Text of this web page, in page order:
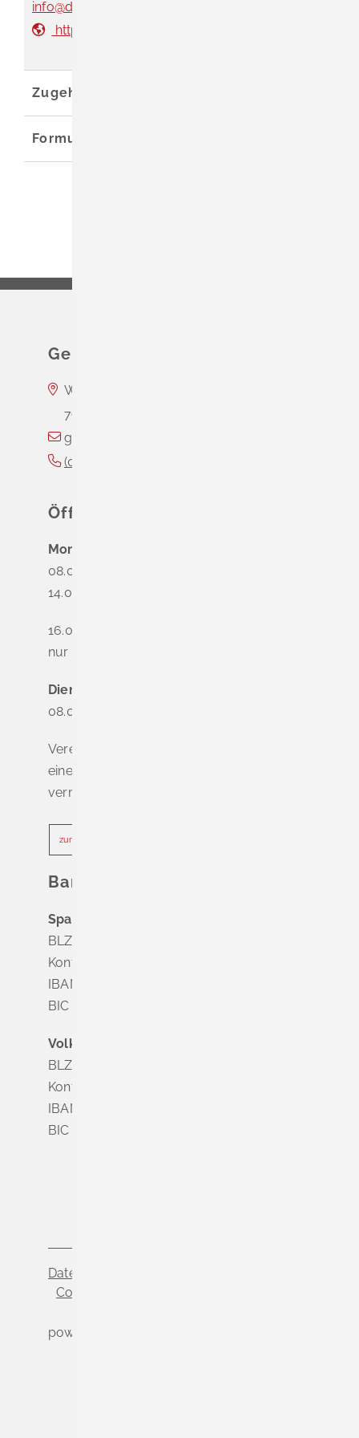
info@dhbw-mannheim.de
http://www.dhbw-mannheim.de
Zugehörige Leistungen
Formulare und Onlinedienste
Gemeinde Schliengen
Wasserschloss Entenstein
79418
gemeinde@schliengen.de
(0
Öffnungszeiten
Montag
08.00 - 12.00 Uhr
14.00 - 16.00 Uhr
16.00 - 18.00 Uhr
nur nach Terminvereinbarung
Dienstag - Freitag
08.00 - 12.00 Uhr
Vereinbaren Sie online oder telefonisch
einen Termin, um Wartezeiten zu
vermeiden.
zur Terminvereinbarung
Bankverbindung
Sparkasse Markgräflerland Müllheim
BLZ 683 518 65
Konto Nr. 8 028 524
IBAN DE63 6835 1865 0008 0285 24
BIC SOLADES1MGL
Volksbank Dreiländereck
BLZ 683 900 00
Konto Nr. 3 500 004
IBAN DE56 6839 0000 0003 5000 04
BIC VOLODE66
Datenschutz
Cookie-Einstellungen
powered by